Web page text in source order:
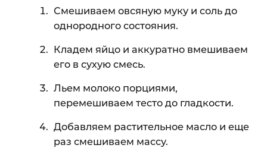
Смешиваем овсяную муку и соль до
однородного состояния.
Кладем яйцо и аккуратно вмешиваем
его в сухую смесь.
Льем молоко порциями,
перемешиваем тесто до гладкости.
Добавляем растительное масло и еще
раз смешиваем массу.